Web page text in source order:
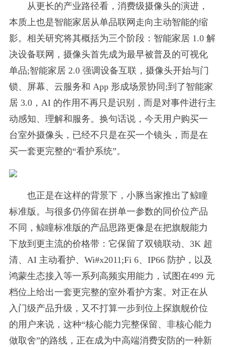
从更长的产业路径看，消费级摄像头的演进，
本质上也是智能家居从单品联网走向主动智能的缩
影。相关研究将其概括为三个阶段：智能家居 1.0 解
决设备联网，摄像头首先成为最早被普及的可视化
单品;智能家居 2.0 强调设备互联，摄像头开始与门
锁、屏幕、云服务和 App 形成场景协同;到了智能家
居 3.0，AI 的作用不再只是识别，而是对事件进行主
动感知、理解和服务。换句话说，今天用户购买一
台室外摄像头，已经不只是在买一个镜头，而是在
买一套更完整的“看护系统”。
也正是在这样的背景下，小豚当家推出了鲸瞳
标准版。与很多仍停留在拼单一参数的同价位产品
不同，鲸瞳标准版的产品思路更像是在把旗舰能力
下放到更主流的价格带：它保留了双镜联动、3K 超
清、AI 主动看护、Wi#x2011;Fi 6、IP66 防护，以及
鸿蒙生态接入等一系列高频实用能力，试图在499 元
档位上给出一套更完整的室外看护方案。对正在从
入门级产品升级，又不打算一步到位上探旗舰价位
的用户来说，这种“核心能力完整保留、非核心能力
做取舍”的路线，正在成为中高端消费安防的一种新